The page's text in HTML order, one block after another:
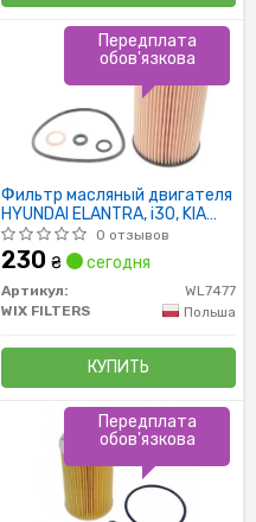
Фильтр масляный двигателя
HYUNDAI ELANTRA, i30, KIA
SOUL, CEED WL7477/OE674/5
(пр-во WIX-Filtron)
0 отзывов
230 ₴ сегодня
Артикул:
WL7477
WIX FILTERS
Польша
КУПИТЬ
Передплата
обов'язкова
Передплата
обов'язкова